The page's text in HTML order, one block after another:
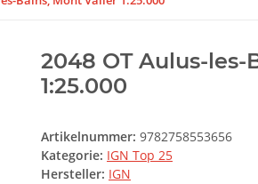
2048 OT Aulus-
1:25.000
Artikelnummer: 9782758553656
Kategorie: IGN Top 25
Hersteller: IGN